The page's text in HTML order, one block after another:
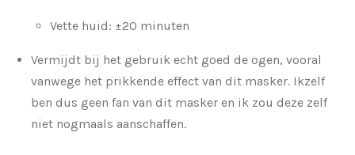
Vette huid: ±20 minuten
Vermijdt bij het gebruik echt goed de ogen, vooral
vanwege het prikkende effect van dit masker. Ikzelf
ben dus geen fan van dit masker en ik zou deze zelf
niet nogmaals aanschaffen.